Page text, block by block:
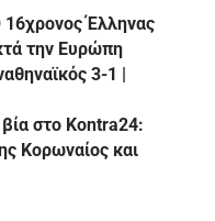
Έλληνας
την Ευρώπη
3-1 |
στο Kontra24:
Κορωναίος και